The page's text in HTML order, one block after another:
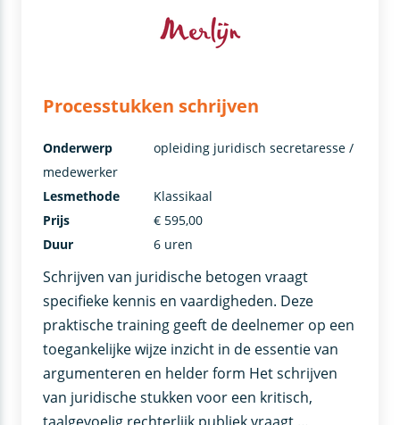
Processtukken schrijven
Schrijven van juridische betogen vraagt
specifieke kennis en vaardigheden. Deze
praktische training geeft de deelnemer op een
toegankelijke wijze inzicht in de essentie van
argumenteren en helder form Het schrijven
van juridische stukken voor een kritisch,
Onderwerp
opleiding juridisch secretaresse /
medewerker
Lesmethode
Klassikaal
Prijs
€ 595,00
Duur
6 uren